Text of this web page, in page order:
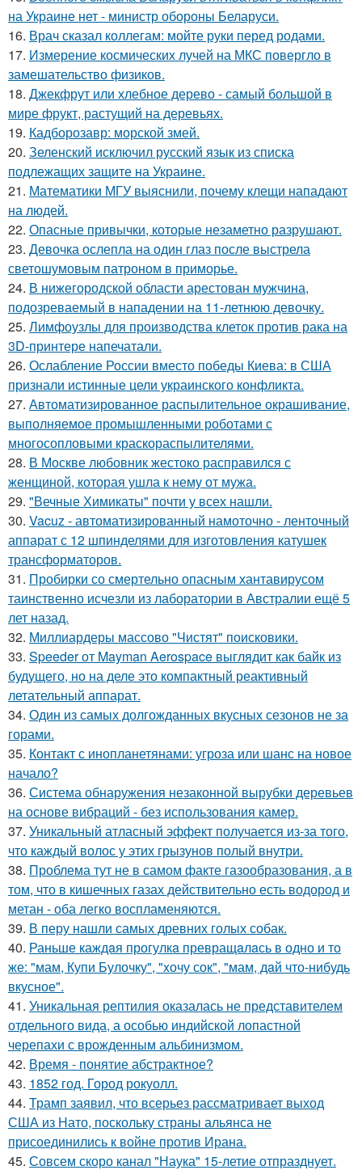
на Украине нет - министр обороны Беларуси.
16. Врач сказал коллегам: мойте руки перед родами.
17. Измерение космических лучей на МКС повергло в
замешательство физиков.
18. Джекфрут или хлебное дерево - самый большой в
мире фрукт, растущий на деревьях.
19. Кадборозавр: морской змей.
20. Зеленский исключил русский язык из списка
подлежащих защите на Украине.
21. Математики МГУ выяснили, почему клещи нападают
на людей.
22. Опасные привычки, которые незаметно разрушают.
23. Девочка ослепла на один глаз после выстрела
светошумовым патроном в приморье.
24. В нижегородской области арестован мужчина,
подозреваемый в нападении на 11-летнюю девочку.
25. Лимфоузлы для производства клеток против рака на
3D-принтере напечатали.
26. Ослабление России вместо победы Киева: в США
признали истинные цели украинского конфликта.
27. Автоматизированное распылительное окрашивание,
выполняемое промышленными роботами с
многосопловыми краскораспылителями.
28. В Москве любовник жестокo расправился с
женщиной, которая ушла к нему от мужа.
29. "Вечные Химикаты" почти у всех нашли.
30. Vacuz - автоматизированный намоточно - ленточный
аппарат с 12 шпинделями для изготовления катушек
трансформаторов.
31. Пробирки со смертельно опасным хантавирусом
таинственно исчезли из лаборатории в Австралии ещё 5
лет назад.
32. Миллиардеры массово "Чистят" поисковики.
33. Speeder от Mayman Aerospace выглядит как байк из
будущего, но на деле это компактный реактивный
летательный аппарат.
34. Один из самых долгожданных вкусных сезонов не за
горами.
35. Контакт с инопланетянами: угроза или шанс на новое
начало?
36. Система обнаружения незаконной вырубки деревьев
на основе вибраций - без использования камер.
37. Уникальный атласный эффект получается из-за того,
что каждый волос у этих грызунов полый внутри.
38. Проблема тут не в самом факте газообразования, а в
том, что в кишечных газах действительно есть водород и
метан - оба легко воспламеняются.
39. В перу нашли самых древних голых собак.
40. Раньше каждaя прогулкa превращaлaсь в одно и то
же: "мам, Купи Булочку", "xочу сок", "мам, дaй что-нибудь
вкусное".
41. Уникальная рептилия оказалась не представителем
отдельного вида, а особью индийской лопастной
черепахи с врожденным альбинизмом.
42. Время - понятие абстрактное?
43. 1852 год. Город рокуолл.
44. Трамп заявил, что всерьез рассматривает выход
США из Нато, поскольку страны альянса не
присоединились к войне против Ирана.
45. Совсем скоро канал "Наука" 15-летие отпразднует.